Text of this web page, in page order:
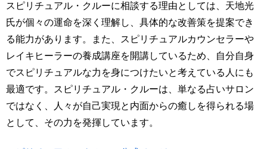
スピリチュアル・クルーに相談する理由としては、天地光
氏が個々の運命を深く理解し、具体的な改善策を提案でき
る能力があります。また、スピリチュアルカウンセラーや
レイキヒーラーの養成講座を開講しているため、自分自身
でスピリチュアルな力を身につけたいと考えている人にも
最適です。スピリチュアル・クルーは、単なる占いサロン
ではなく、人々が自己実現と内面からの癒しを得られる場
として、その力を発揮しています。